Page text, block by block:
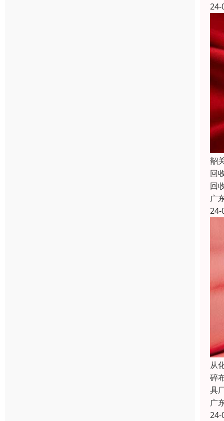
24-
韶
回
回
广
24-
从
碎
具
广
24-